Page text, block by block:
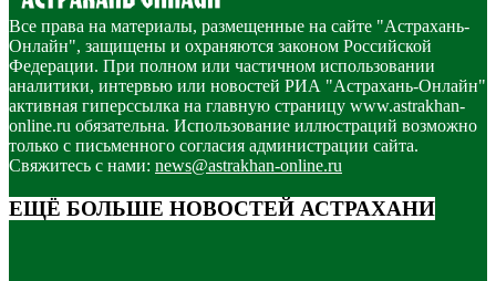
Все права на материалы, размещенные на сайте "Астрахань-
Онлайн", защищены и охраняются законом Российской
Федерации. При полном или частичном использовании
аналитики, интервью или новостей РИА "Астрахань-Онлайн"
активная гиперссылка на главную страницу www.astrakhan-
online.ru обязательна. Использование иллюстраций возможно
только с письменного согласия администрации сайта.
Свяжитесь с нами: news@astrakhan-online.ru
ЕЩЁ БОЛЬШЕ НОВОСТЕЙ АСТРАХАНИ